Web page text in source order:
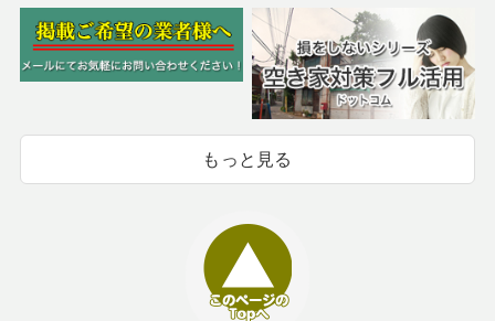
もっと見る